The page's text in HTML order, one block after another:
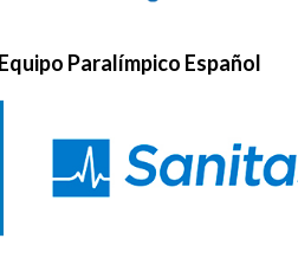
Paralímpico Español